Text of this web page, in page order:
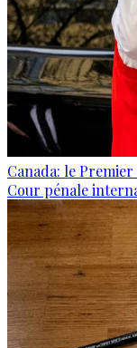
Canada: le
Cour pénale